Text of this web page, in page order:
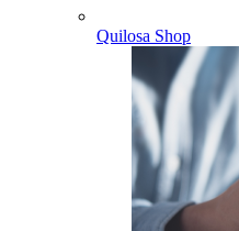
Quilosa Shop